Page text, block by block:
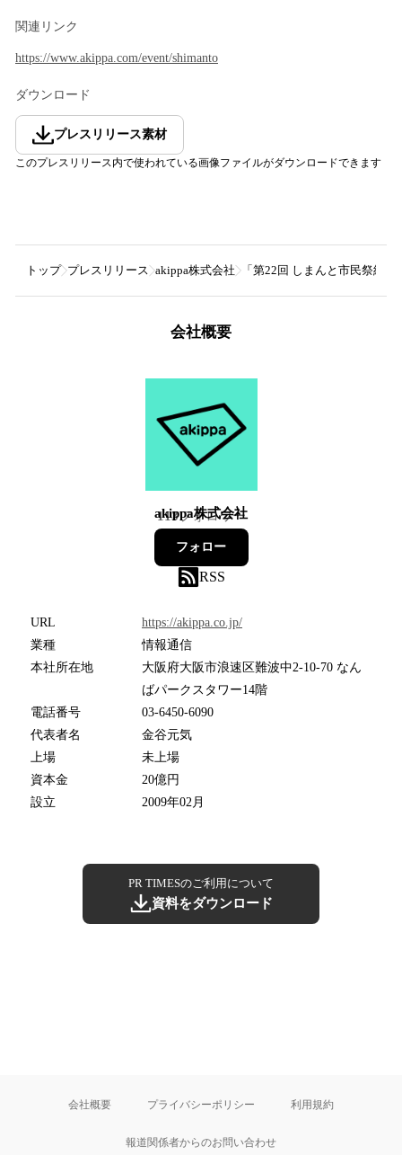
関連リンク
https://www.akippa.com/event/shimanto
ダウンロード
プレスリリース素材
このプレスリリース内で使われている画像ファイルがダウンロードできます
トップ プレスリリース akippa株式会社 「第22回 しまんと市民祭納
会社概要
akippa株式会社
113フォロワー
フォロー
RSS
URL
https://akippa.co.jp/
業種
情報通信
本社所在地
大阪府大阪市浪速区難波中2-10-70 なん
ばパークスタワー14階
電話番号
03-6450-6090
代表者名
金谷元気
上場
未上場
資本金
20億円
設立
2009年02月
PR TIMESのご利用について
資料をダウンロード
会社概要 プライバシーポリシー 利用規約
報道関係者からのお問い合わせ